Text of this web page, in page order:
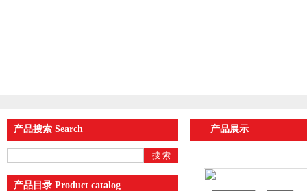
产品搜索 Search
产品目录 Product catalog
产品展示